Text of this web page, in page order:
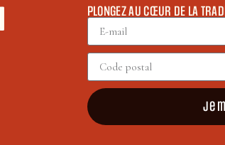
PLONGEZ AU CŒUR DE LA
Je